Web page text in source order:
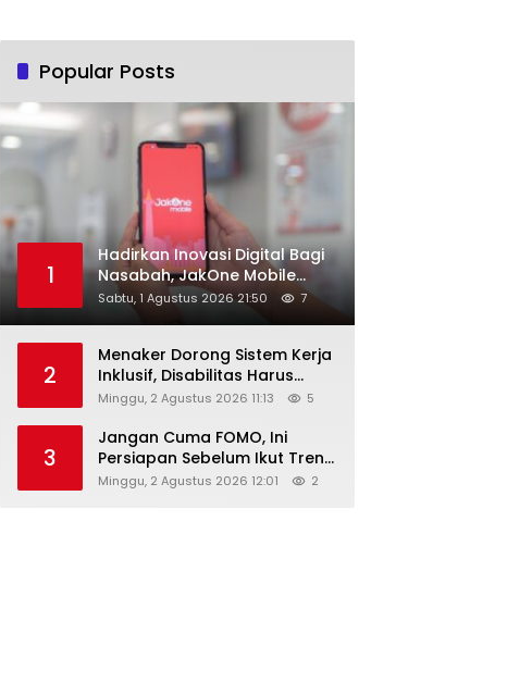
Popular Posts
1
Hadirkan Inovasi Digital Bagi
Nasabah, JakOne Mobile
Antar Bank Jakarta Sukses
Raih Digital Excellence
Sabtu, 1 Agustus 2026 21:50 7
2
Menaker Dorong Sistem Kerja
Inklusif, Disabilitas Harus
Dapat Kesempatan Setara
Minggu, 2 Agustus 2026 11:13 5
3
Jangan Cuma FOMO, Ini
Persiapan Sebelum Ikut Tren
Hyrox
Minggu, 2 Agustus 2026 12:01 2